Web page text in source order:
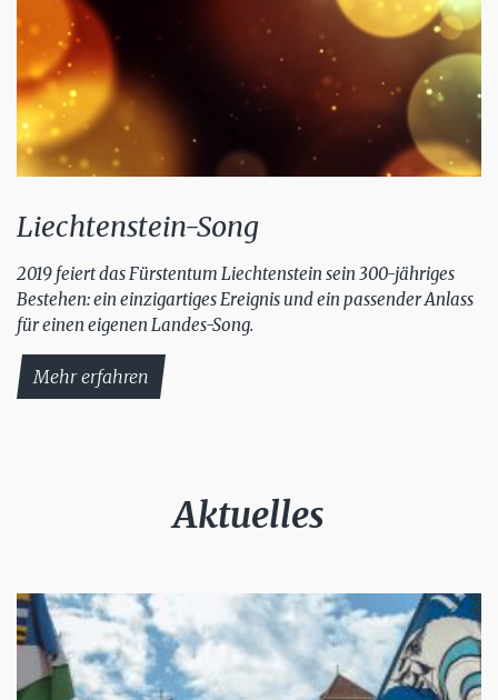
Liechtenstein-Song
2019 feiert das Fürstentum Liechtenstein sein 300-jähriges
Bestehen: ein einzigartiges Ereignis und ein passender Anlass
für einen eigenen Landes-Song.
Mehr erfahren
Aktuelles